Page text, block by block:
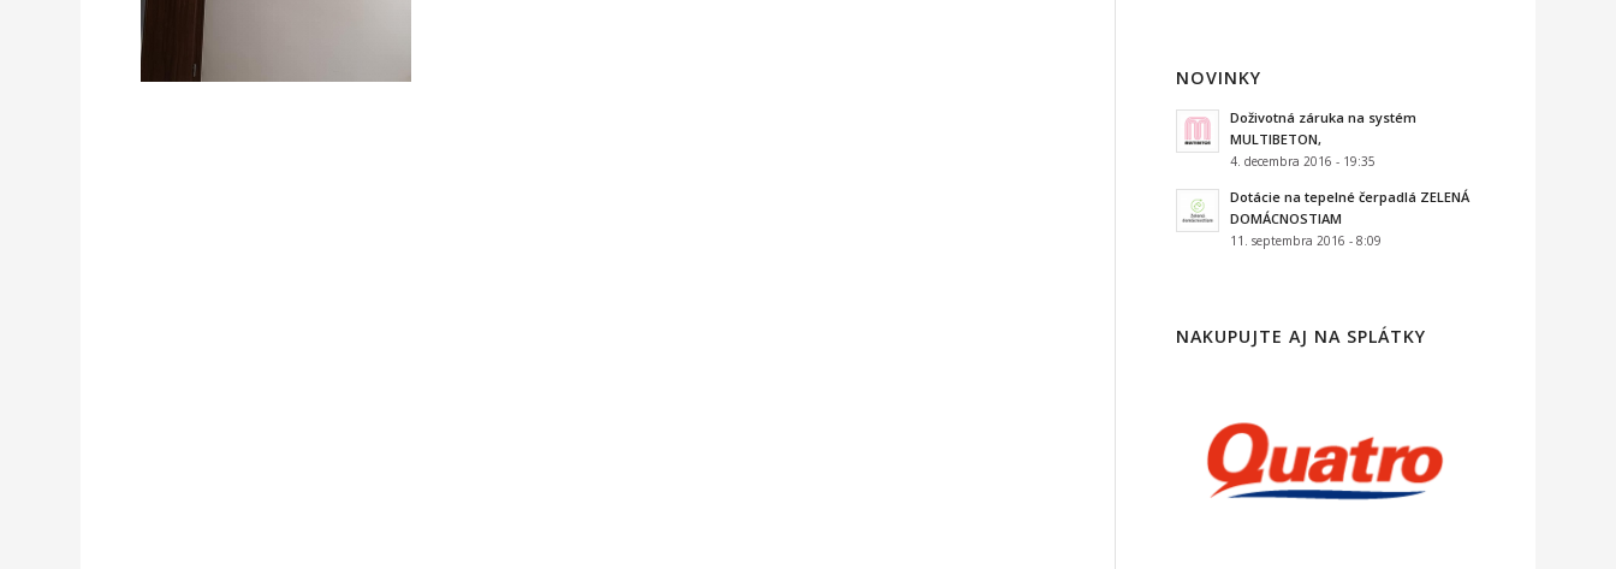
NOVINKY
Doživotná záruka na systém
MULTIBETON,
4. decembra 2016 - 19:35
Dotácie na tepelné čerpadlá ZELENÁ
DOMÁCNOSTIAM
11. septembra 2016 - 8:09
NAKUPUJTE AJ NA SPLÁTKY